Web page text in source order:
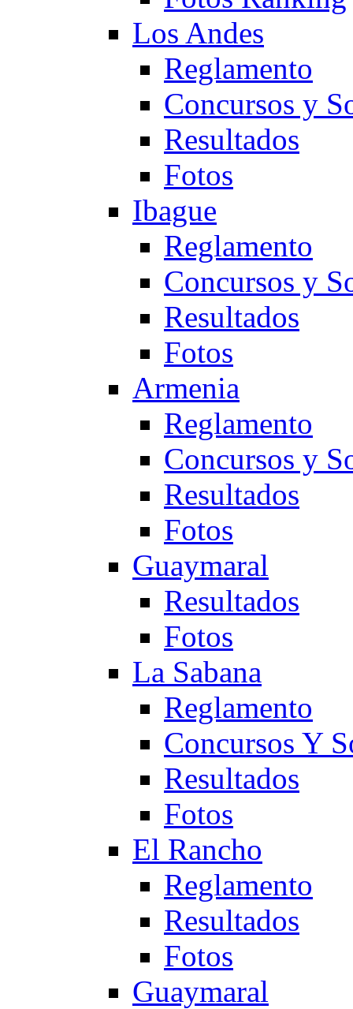
Los Andes
Reglamento
Concursos y
Resultados
Fotos
Ibague
Reglamento
Concursos y
Resultados
Fotos
Armenia
Reglamento
Concursos y
Resultados
Fotos
Guaymaral
Resultados
Fotos
La Sabana
Reglamento
Concursos Y
Resultados
Fotos
El Rancho
Reglamento
Resultados
Fotos
Guaymaral